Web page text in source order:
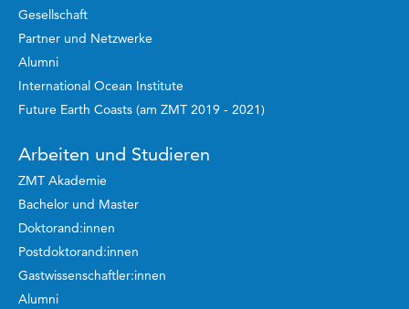
Gesellschaft
Partner und Netzwerke
Alumni
International Ocean Institute
Future Earth Coasts (am ZMT 2019 - 2021)
Arbeiten und Studieren
ZMT Akademie
Bachelor und Master
Doktorand:innen
Postdoktorand:innen
Gastwissenschaftler:innen
Alumni